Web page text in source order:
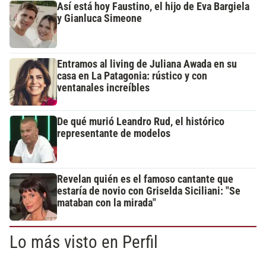
Así está hoy Faustino, el hijo de Eva Bargiela
y Gianluca Simeone
Entramos al living de Juliana Awada en su
casa en La Patagonia: rústico y con
ventanales increíbles
De qué murió Leandro Rud, el histórico
representante de modelos
Revelan quién es el famoso cantante que
estaría de novio con Griselda Siciliani: "Se
mataban con la mirada"
Lo más visto en Perfil